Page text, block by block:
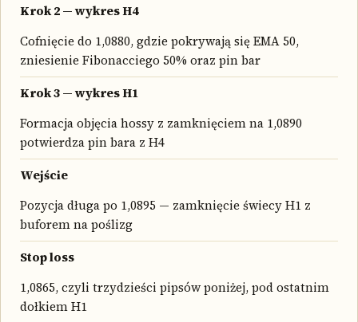
Krok 2 — wykres H4
Cofnięcie do 1,0880, gdzie pokrywają się EMA 50,
zniesienie Fibonacciego 50% oraz pin bar
Krok 3 — wykres H1
Formacja objęcia hossy z zamknięciem na 1,0890
potwierdza pin bara z H4
Wejście
Pozycja długa po 1,0895 — zamknięcie świecy H1 z
buforem na poślizg
Stop loss
1,0865, czyli trzydzieści pipsów poniżej, pod ostatnim
dołkiem H1